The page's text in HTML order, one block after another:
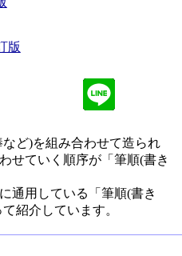
版
ど)を組み合わせて造られ
せていく順序が「筆順(書き
通用している「筆順(書き
紹介しています。